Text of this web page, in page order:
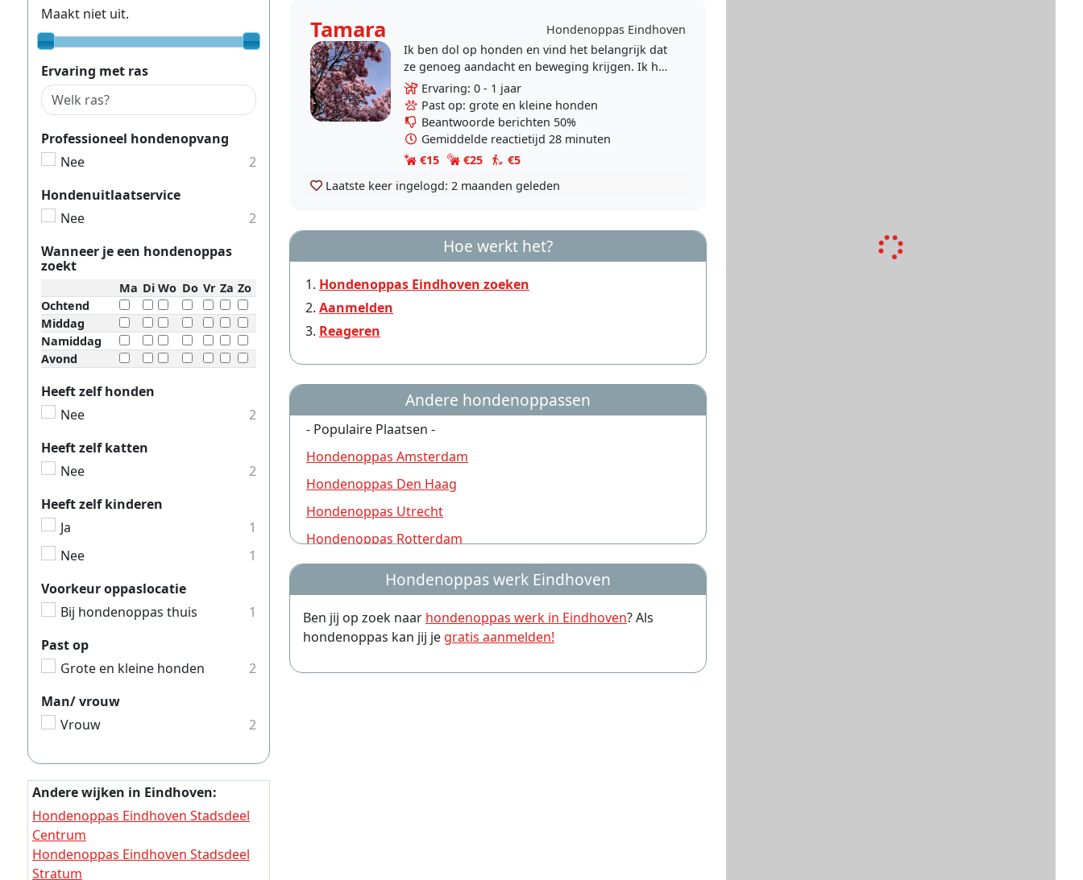
Tamara
Hondenoppas Eindhoven
Ik ben dol op honden en vind het belangrijk dat
ze genoeg aandacht en beweging krijgen. Ik heb
hier gelukkig veel tijd voor en bied dus graag
mijn..
Ervaring: 0 - 1 jaar
Past op: grote en kleine honden
Beantwoorde berichten 50%
Gemiddelde reactietijd 28 minuten
€15
€25
€5
Laatste keer ingelogd: 2 maanden geleden
Hoe werkt het?
Hondenoppas Eindhoven zoeken
Aanmelden
Reageren
Andere hondenoppassen
- Populaire Plaatsen -
Hondenoppas Amsterdam
Hondenoppas Den Haag
Hondenoppas Utrecht
Hondenoppas Rotterdam
Hondenoppas Nijmegen
Hondenoppas Groningen
Hondenoppas Almere
Hondenoppas Amersfoort
Hondenoppas Leiden
Hondenoppas werk Eindhoven
Ben jij op zoek naar hondenoppas werk in Eindhoven? Als
hondenoppas kan jij je gratis aanmelden!
Maakt niet uit.
Ervaring met ras
Professioneel hondenopvang
Nee
2
Hondenuitlaatservice
Nee
2
Wanneer je een hondenoppas
zoekt
Ma Di Wo Do Vr Za Zo
Ochtend
Middag
Namiddag
Avond
Heeft zelf honden
Nee
2
Heeft zelf katten
Nee
2
Heeft zelf kinderen
Ja
1
Nee
1
Voorkeur oppaslocatie
Bij hondenoppas thuis
1
Past op
Grote en kleine honden
2
Man/ vrouw
Vrouw
2
Andere wijken in Eindhoven:
Hondenoppas Eindhoven Stadsdeel
Centrum
Hondenoppas Eindhoven Stadsdeel
Stratum